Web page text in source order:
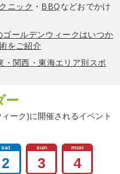
ニック ・ BBQなどおでかけ
ゴールデンウィークはいつか
をご紹介
・関西・東海エリア別スポ
ー
ーク)に開催されるイベント
sat
2
sun
3
mon
4